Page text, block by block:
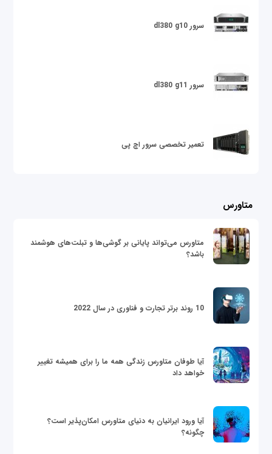
سرور dl380 g10
سرور dl380 g11
تعمیر تخصصی سرور اچ پی
متاورس
متاورس می‌تواند پایانی بر گوشی‌ها و تبلت‌های هوشمند
باشد؟
10 روند برتر تجارت و فناوری در سال 2022
آیا طوفان متاورس زندگی همه ما را برای همیشه تغییر
خواهد داد
آیا ورود ایرانیان به دنیای متاورس امکان‌پذیر است؟
چگونه؟